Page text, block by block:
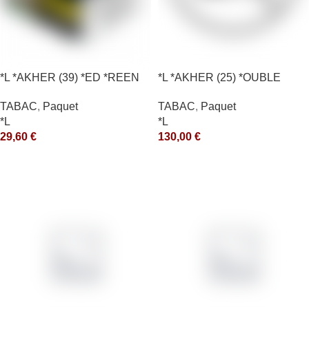
*L *AKHER (39) *ED *REEN
TABAC, Paquet
*L
29,60 €
*L *AKHER (25) *OUBLE
TABAC, Paquet
*L
130,00 €